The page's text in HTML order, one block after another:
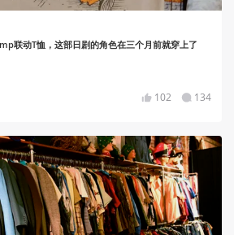
联动T恤，这部日剧的角色在三个月前就穿上了
102 134